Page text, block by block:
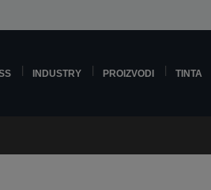
INDUSTRY PROIZVODI TINTA